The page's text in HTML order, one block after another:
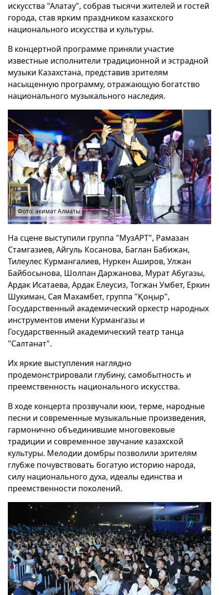
искусства "Алатау", собрав тысячи жителей и гостей
города, став ярким праздником казахского
национального искусства и культуры.
В концертной программе приняли участие
известные исполнители традиционной и эстрадной
музыки Казахстана, представив зрителям
насыщенную программу, отражающую богатство
национального музыкального наследия.
Фото: акимат Алматы
На сцене выступили группа "МузАРТ", Рамазан
Стамгазиев, Айгуль Косанова, Баглан Бабижан,
Тилеулес Курмангалиев, Нуркен Аширов, Улжан
Байбосынова, Шолпан Даржанова, Мурат Абугазы,
Ардак Исатаева, Ардак Елеусиз, Тогжан Умбет, Еркин
Шукиман, Сая Махамбет, группа "Қоңыр",
Государственный академический оркестр народных
инструментов имени Курмангазы и
Государственный академический театр танца
"Салтанат".
Их яркие выступления наглядно
продемонстрировали глубину, самобытность и
преемственность национального искусства.
В ходе концерта прозвучали кюи, терме, народные
песни и современные музыкальные произведения,
гармонично объединившие многовековые
традиции и современное звучание казахской
культуры. Мелодии домбры позволили зрителям
глубже почувствовать богатую историю народа,
силу национального духа, идеалы единства и
преемственности поколений.